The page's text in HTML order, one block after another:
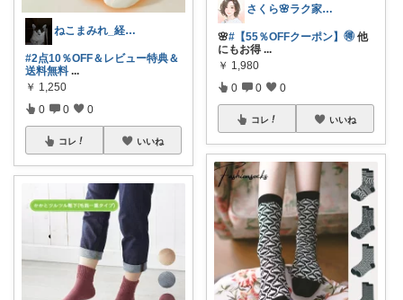
ねこまみれ_経由感謝致します🐈
#2点10％OFF＆レビュー特典＆
送料無料 ...
￥ 1,250
0 0 0
コレ いいね
さくら🌸ラク家事&便利な生活雑貨🏠️
🌸#【55％OFFクーポン】🉐 他
にもお得 ...
￥ 1,980
0 0 0
コレ いいね